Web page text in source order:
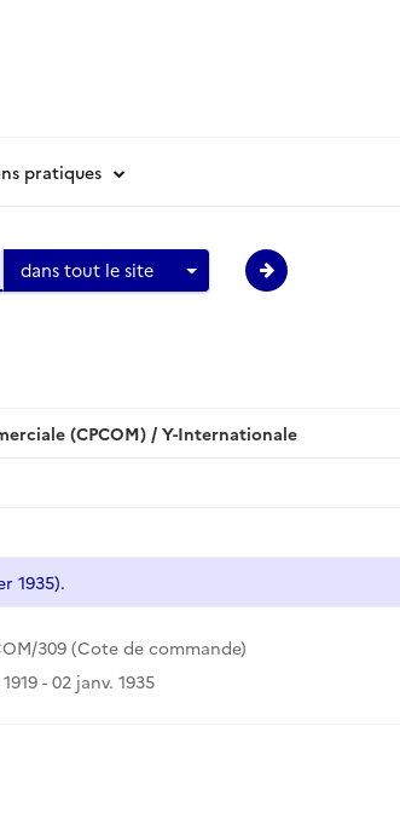
pratiques
dans tout le site
(CPCOM) / Y-Internationale
1935).
309 (Cote de commande)
- 02 janv. 1935